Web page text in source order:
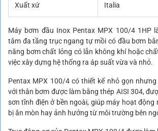
Xuất xứ Italia
Máy bơm đầu Inox Pentax MPX 100/4 1HP
tâm đa tầng trục ngang tự mồi có đầu bơm
năng bơm chất lỏng có lẫn không khí hoặc
việc xây dựng hệ thống ra áp suất vừa và nhỏ.
Pentax MPX 100/4 có thiết kế nhỏ gọn
với thân bơm được làm bằng thép AISI 304,
sơn tĩnh điện ở bền ngoài, giúp máy hoạt động
bị ăn mòn hay ảnh hưởng từ môi trường bên